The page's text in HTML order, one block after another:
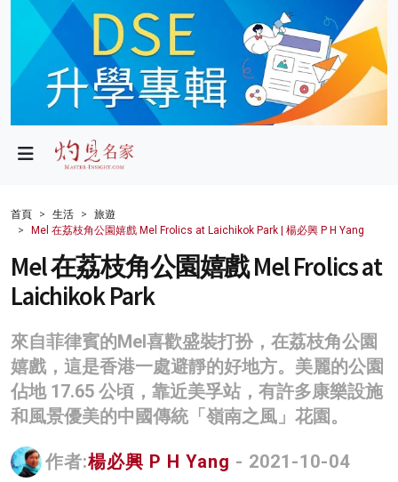
政局
財經
生活
健康
科技
影片
名家榜
灼見活動
首頁 生活
旅遊
Mel 在荔枝角公園嬉戲 Mel Frolics at Laichikok Park | 楊必興 P H Yang
Mel 在荔枝角公園嬉戲 Mel Frolics at
Laichikok Park
來自菲律賓的Mel喜歡盛裝打扮，在荔枝角公園
嬉戲，這是香港一處避靜的好地方。美麗的公園
佔地 17.65 公頃，靠近美孚站，有許多康樂設施
和風景優美的中國傳統「嶺南之風」花園。
作者:楊必興 P H Yang - 2021-10-04